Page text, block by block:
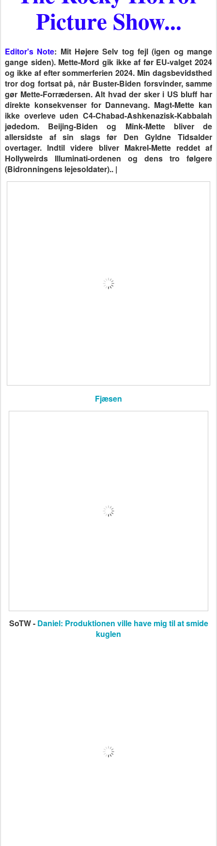
Picture Show...
Editor's Note: Mit Højere Selv tog fejl (igen og mange
gange siden). Mette-Mord gik ikke af før EU-valget 2024
og ikke af efter sommerferien 2024. Min dagsbevidsthed
tror dog fortsat på, når Buster-Biden forsvinder, samme
gør Mette-Forrædersen. Alt hvad der sker i US bluff har
direkte konsekvenser for Dannevang. Magt-Mette kan
ikke overleve uden C4-Chabad-Ashkenazisk-Kabbalah
jødedom. Beijing-Biden og Mink-Mette bliver de
allersidste af sin slags før Den Gyldne Tidsalder
overtager. Indtil videre bliver Makrel-Mette reddet af
Hollyweirds Illuminati-ordenen og dens tro følgere
(Bidronningens lejesoldater).. |
Fjæsen
SoTW - Daniel: Produktionen ville have mig til at smide
kuglen